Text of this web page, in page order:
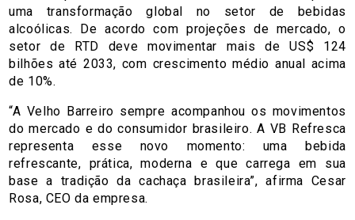
uma transformação global no setor de bebidas
alcoólicas. De acordo com projeções de mercado, o
setor de RTD deve movimentar mais de US$ 124
bilhões até 2033, com crescimento médio anual acima
de 10%.
“A Velho Barreiro sempre acompanhou os movimentos
do mercado e do consumidor brasileiro. A VB Refresca
representa esse novo momento: uma bebida
refrescante, prática, moderna e que carrega em sua
base a tradição da cachaça brasileira”, afirma Cesar
Rosa, CEO da empresa.